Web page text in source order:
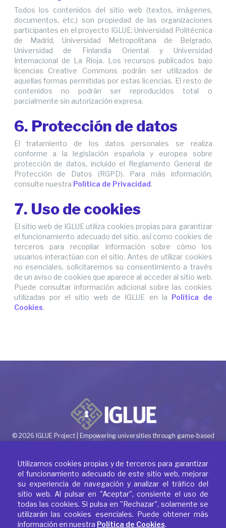
Todos los contenidos del sitio web (textos, imágenes,
documentos, etc.) son propiedad de las organizaciones
participantes en el proyecto IGLUE: Universidad Politécnica
de Madrid, Universidad Metropolitana de Belgrado,
Universidad de Finlandia Oriental y Universidad
Internacional de La Rioja. Los recursos publicados bajo
licencias Creative Commons podrán ser utilizados de
aquellas formas permitidas por estas licencias. El resto de
contenidos no podrán ser reproducidos total o
parcialmente sin autorización expresa.
6. Protección de datos
El tratamiento de los datos personales se realiza
conforme a la legislación española y europea sobre
protección de datos, incluido el Reglamento General de
Protección de Datos (RGPD). Para más información,
consulte nuestra Política de Privacidad.
7. Uso de cookies
El sitio web de IGLUE utiliza cookies propias para garantizar
el funcionamiento adecuado del sitio, así como cookies de
terceros para recopilar información sobre cómo los
usuarios interactúan con el sitio. Antes de utilizar cookies
no esenciales, solicitaremos su consentimiento a través
de un aviso de cookies que aparece al acceder al sitio web.
Puede consultar información adicional sobre las cookies
utilizadas por el sitio web de IGLUE en la Política de
Cookies.
© 2026 IGLUE Project | Empowering universities through game-based
Política de Privacidad
Utilizamos cookies propias y de terceros para garantizar
el funcionamiento adecuado de este sitio web, mejorar
su experiencia de navegación y analizar el tráfico del
sitio web. Al pulsar en "Aceptar", consiente el uso de
todas las cookies. Si pulsa en "Rechazar", solamente se
utilizarán las cookies esenciales. Puede obtener más
información en nuestra Política de Cookies.